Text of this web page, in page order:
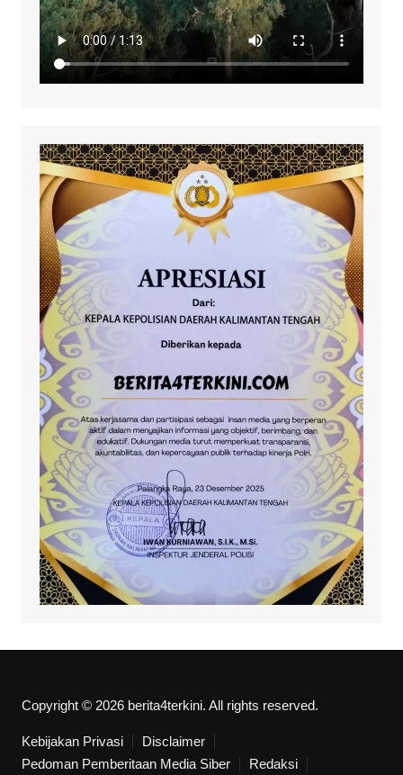
Copyright © 2026 berita4terkini. All rights reserved.
Kebijakan Privasi
Disclaimer
Pedoman Pemberitaan Media Siber
Redaksi